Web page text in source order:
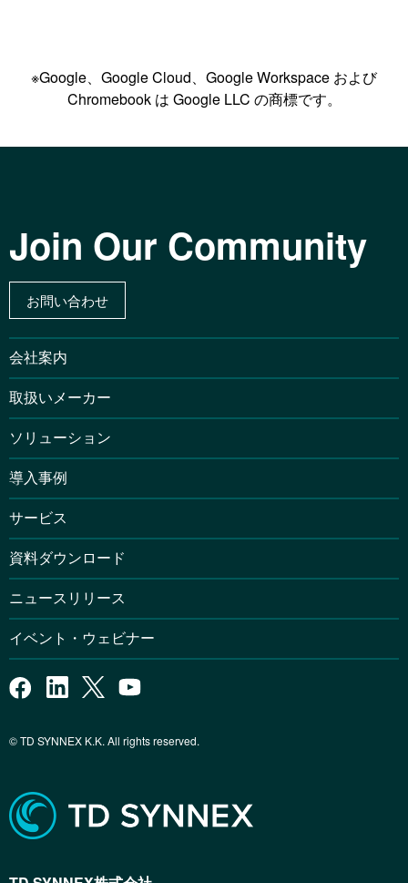
※Google、Google Cloud、Google Workspace および
Chromebook は Google LLC の商標です。
Join Our Community
お問い合わせ
会社案内
取扱いメーカー
ソリューション
導入事例
サービス
資料ダウンロード
ニュースリリース
イベント・ウェビナー
© TD SYNNEX K.K. All rights reserved.